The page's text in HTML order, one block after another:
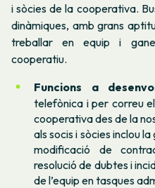
i sòcies de la cooperativa.
dinàmiques, amb grans
treballar en equip i
cooperatiu.
Funcions a
telefònica i per correu
cooperativa des de la
als socis i sòcies inclou
modificació de
resolució de dubtes i
de l’equip en tasques